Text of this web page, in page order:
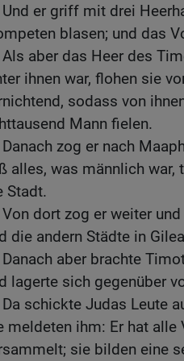
Und er griff mit drei
blasen; und das
Als aber das Heer des
ihnen war, flohen sie
sodass von
Mann fielen.
Danach zog er nach
alles, was männlich war,
Stadt.
Von dort zog er weiter
die andern Städte in
Danach aber brachte
lagerte sich gegenüber
Da schickte Judas Leute
meldeten ihm: Er hat
sie bilden eine